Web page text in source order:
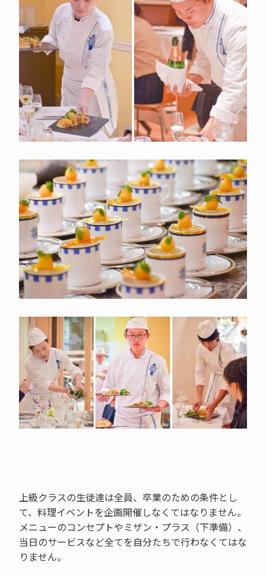
上級クラスの生徒達は全員、卒業のための条件とし
て、料理イベントを企画開催しなくてはなりません。
メニューのコンセプトやミザン・プラス（下準備）、
当日のサービスなど全てを自分たちで行わなくてはな
りません。